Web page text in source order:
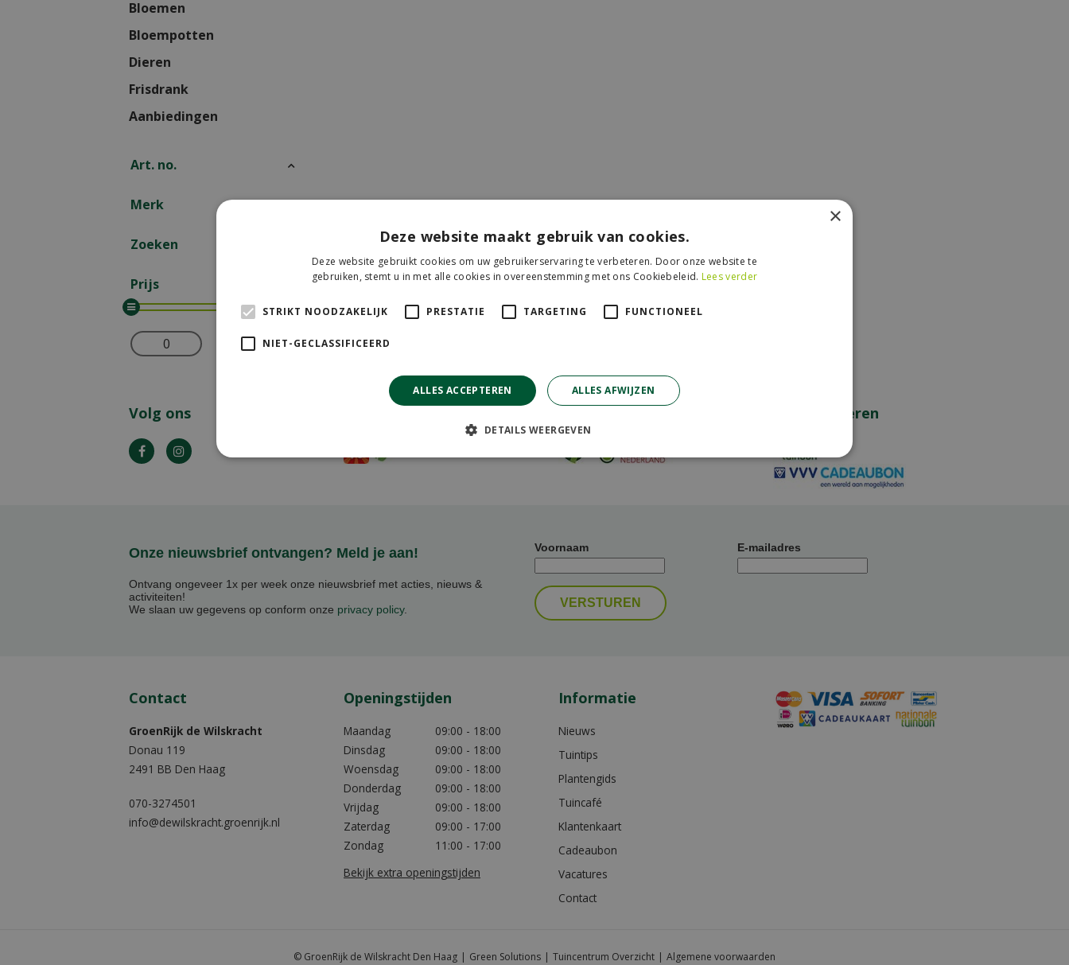
Bloemen
Bloempotten
Dieren
Frisdrank
Aanbiedingen
Art. no.
Merk
Zoeken
Prijs
Volg ons Wij accepteren
Onze nieuwsbrief ontvangen? Meld je aan!
Ontvang ongeveer 1x per week onze nieuwsbrief met acties, nieuws &
activiteiten!
We slaan uw gegevens op conform onze privacy policy.
Voornaam E-mailadres
Contact
GroenRijk de Wilskracht
Donau 119
2491 BB Den Haag
070-3274501
info@dewilskracht.groenrijk.nl
Openingstijden
Maandag
09:00 - 18:00
Dinsdag
09:00 - 18:00
Woensdag
09:00 - 18:00
Donderdag
09:00 - 18:00
Vrijdag
09:00 - 18:00
Zaterdag
09:00 - 17:00
Zondag
11:00 - 17:00
Bekijk extra openingstijden
Informatie
Nieuws
Tuintips
Plantengids
Tuincafé
Klantenkaart
Cadeaubon
Vacatures
Contact
© GroenRijk de Wilskracht Den Haag Green Solutions Tuincentrum Overzicht Algemene voorwaarden
×
Deze website maakt gebruik van cookies.
Deze website gebruikt cookies om uw gebruikerservaring te verbeteren. Door onze website te
gebruiken, stemt u in met alle cookies in overeenstemming met ons Cookiebeleid. Lees verder
STRIKT NOODZAKELIJK PRESTATIE TARGETING FUNCTIONEEL
NIET-GECLASSIFICEERD
ALLES ACCEPTEREN ALLES AFWIJZEN
DETAILS WEERGEVEN